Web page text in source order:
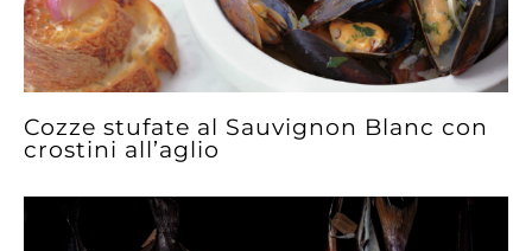
Cozze stufate al Sauvignon Blanc con
crostini all’aglio